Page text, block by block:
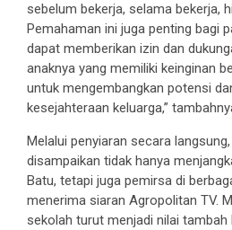
sebelum bekerja, selama bekerja,
Pemahaman ini juga penting bagi
dapat memberikan izin dan
anaknya yang memiliki keinginan
untuk mengembangkan potensi
kesejahteraan keluarga,”
Melalui penyiaran secara
disampaikan tidak hanya
Batu, tetapi juga pemirsa di
menerima siaran Agropolitan TV.
sekolah turut menjadi nilai